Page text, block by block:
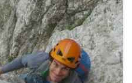
o